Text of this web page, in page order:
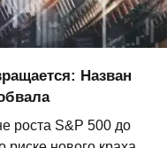
Назван
роста S&P 500 до